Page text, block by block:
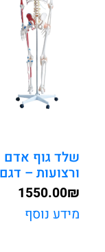
ורצועות –
₪
1550.00
מידע נוסף